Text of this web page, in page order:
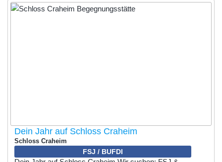
Dein Jahr auf Schloss Craheim
Schloss Craheim
FSJ / BUFDI